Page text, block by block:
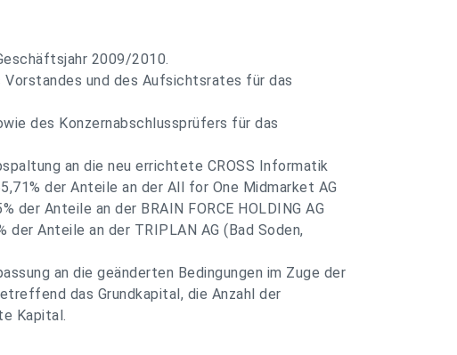
2009/2010.
und des Aufsichtsrates für das
des Konzernabschlussprüfers für das
an die neu errichtete CROSS Informatik
der Anteile an der All for One Midmarket AG
der Anteile an der BRAIN FORCE HOLDING AG
der Anteile an der TRIPLAN AG (Bad Soden,
an die geänderten Bedingungen im Zuge der
das Grundkapital, die Anzahl der
Kapital.